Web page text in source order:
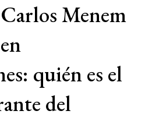
Menem
quién es el
del